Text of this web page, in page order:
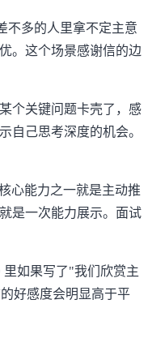
不多的人里拿不定主意
。这个场景感谢信的边
个关键问题卡壳了，感
自己思考深度的机会。
心能力之一就是主动推
是一次能力展示。面试
里如果写了"我们欣赏主
好感度会明显高于平